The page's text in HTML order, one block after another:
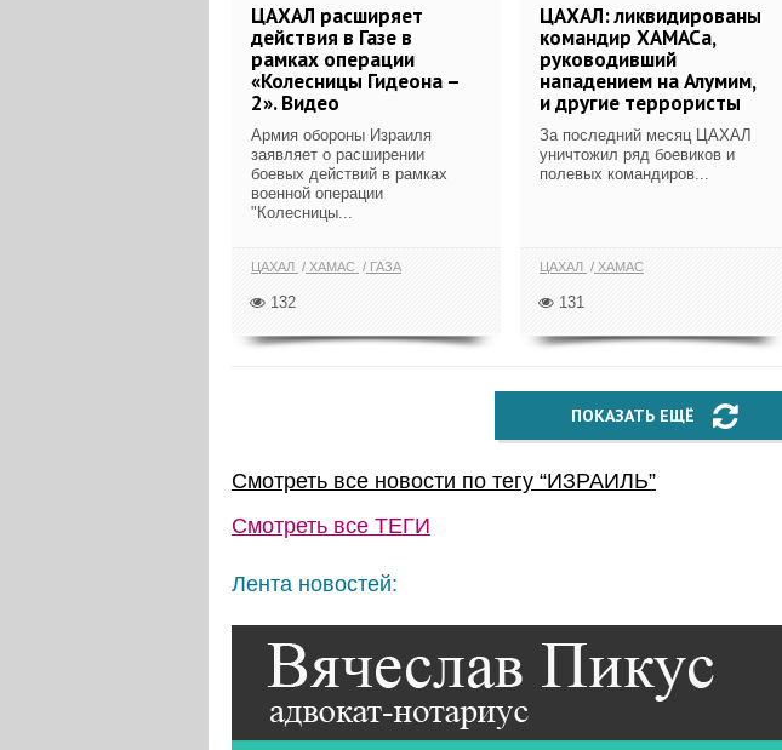
ЦАХАЛ расширяет
действия в Газе в
рамках операции
«Колесницы Гидеона –
2». Видео
Армия обороны Израиля
заявляет о расширении
боевых действий в рамках
военной операции
"Колесницы...
ЦАХАЛ ХАМАС ГАЗА
132
ЦАХАЛ: ликвидированы
командир ХАМАСа,
руководивший
нападением на Алумим,
и другие террористы
За последний месяц ЦАХАЛ
уничтожил ряд боевиков и
полевых командиров...
ЦАХАЛ ХАМАС
131
ПОКАЗАТЬ ЕЩЁ
Смотреть все новости по тегу “ИЗРАИЛЬ”
Смотреть все ТЕГИ
Лента новостей: